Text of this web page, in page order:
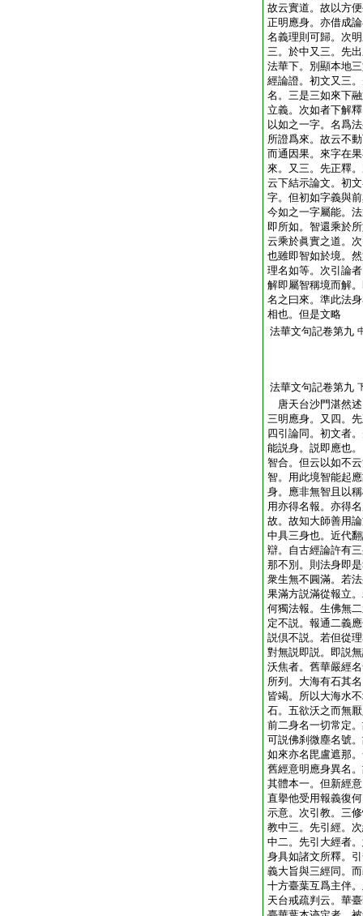
故云實道。故以方
正明應身。亦借成
名義理則可歸。次
三。於中又三。先
法華下。別顯本地
經論證。初文又三
名。三是三如來下
立義。次如者下解
以如之一字。名爲
所證爲來。故云不
而通因果。來字在
來。又三。先正釋
云下結示論文。初
字。但初如字義與
今如之一字屬能。
即所如。智還乘於
云乘於眞實之道。
也雖即智如於境。
理名如等。次引論
解即屬智稱境而解
名之曰來。準此法
相也。但是文略
法華文句記卷第九
法華文句記卷第九
唐天台沙門湛然
三明應身。又四。
四引論同。初文者
能説身。説即應也
智合。但云以如不
智。用此境智能起
身。應非無智且以
用亦得名報。亦得
故。故知大師善用
中具三身也。近代
辯。自古經論許有
那不別。則法身即
衆生無不圓滿。若
果滿方説滿從報立
何獨法報。生佛無
定不説。報通二義
説倶不説。若但從
對無説即説。即説
沃焦者。舊華嚴經
所列。大海有石其
皆竭。所以大海水
石。五欲沃之而無
前二身名一切常定
可説佛刹微塵名號
如來亦名毘盧遮那
舊經意明應身異名
其體本一。但新經
直擧他受用報義復
示意。次引教。三
教中三。先引經。
中二。先引大經者
身具如諸文所釋。
義大旨與三經同。
十方臺葉互爲主伴
天台戒疏判云。華